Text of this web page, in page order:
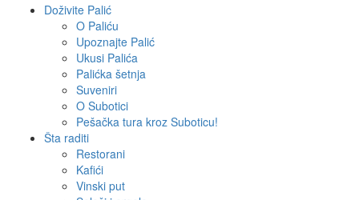
Doživite Palić
O Paliću
Upoznajte Palić
Ukusi Palića
Palićka šetnja
Suveniri
O Subotici
Pešačka tura kroz Suboticu!
Šta raditi
Restorani
Kafići
Vinski put